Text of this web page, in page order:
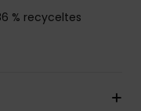
% recyceltes